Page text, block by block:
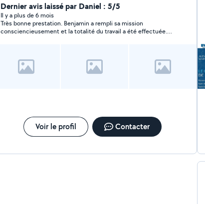
Dernier avis laissé par Daniel : 5/5
Il y a plus de 6 mois
Très bonne prestation. Benjamin a rempli sa mission
consciencieusement et la totalité du travail a été effectuée.
Voir le profil Contacter